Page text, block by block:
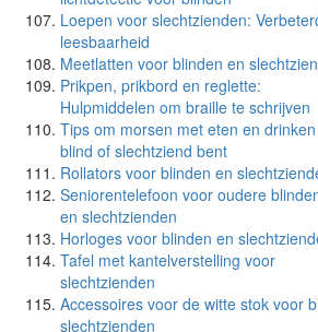
Loepen voor slechtzienden:
leesbaarheid
Meetlatten voor blinden en
Prikpen, prikbord en reglette:
Hulpmiddelen om braille te schrijven
Tips om morsen met eten en
blind of slechtziend bent
Rollators voor blinden en
Seniorentelefoon voor oudere
en slechtzienden
Horloges voor blinden en
Tafel met kantelverstelling voor
slechtzienden
Accessoires voor de witte stok voor
slechtzienden